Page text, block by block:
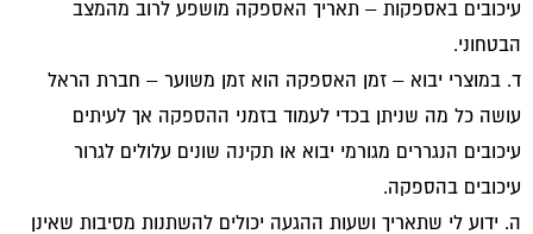
עיכובים באספקות – תאריך האספקה מושפע לרוב מהמצב
הבטחוני.
ד. במוצרי יבוא – זמן האספקה הוא זמן משוער – חברת הראל
עושה כל מה שניתן בכדי לעמוד בזמני ההספקה אך לעיתים
עיכובים הנגררים מגורמי יבוא או תקינה שונים עלולים לגרור
עיכובים בהספקה.
ה. ידוע לי שתאריך ושעות ההגעה יכולים להשתנות מסיבות שאינן